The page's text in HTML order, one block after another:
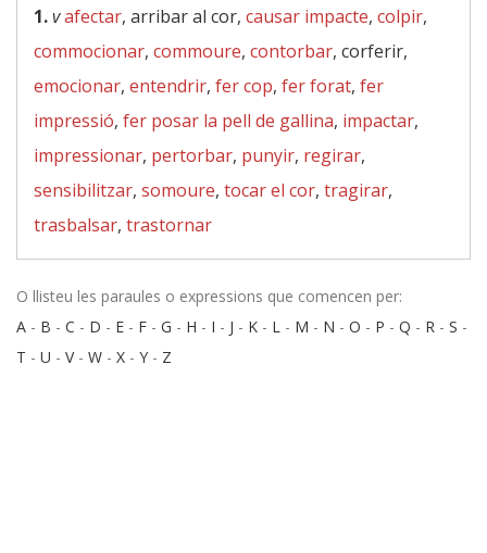
1.vafectar, arribar al cor, causar impacte, colpir,
commocionar, commoure, contorbar, corferir,
emocionar, entendrir, fer cop, fer forat, fer
impressió, fer posar la pell de gallina, impactar,
impressionar, pertorbar, punyir, regirar,
sensibilitzar, somoure, tocar el cor, tragirar,
trasbalsar, trastornar
O llisteu les paraules o expressions que comencen per:
A - B - C - D - E - F - G - H - I - J - K - L - M - N - O - P - Q - R - S -
T - U - V- W - X - Y - Z